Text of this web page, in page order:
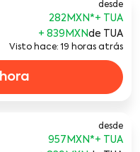
desde
282MXN*
+ 839MXNde TUA
Visto hace: 19 horas atrás
desde
957MXN*